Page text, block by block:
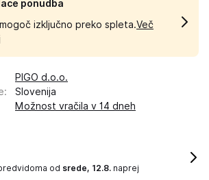
ponudba
izključno preko spleta.Več
PIGO d.o.o.
:
Slovenija
Možnost vračila v 14 dneh
od srede, 12.8. naprej